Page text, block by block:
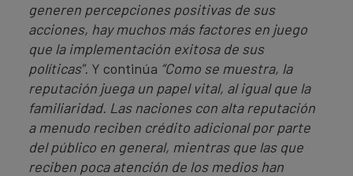
generen percepciones positivas de sus
acciones, hay muchos más factores en juego
que la implementación exitosa de sus
políticas". Y continúa “Como se muestra, la
reputación juega un papel vital, al igual que la
familiaridad. Las naciones con alta reputación
a menudo reciben crédito adicional por parte
del público en general, mientras que las que
reciben poca atención de los medios han